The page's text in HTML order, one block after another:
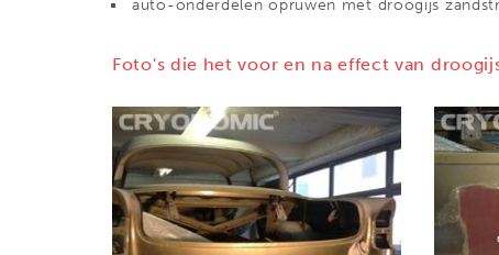
auto-onderdelen opruwen met droogijs
Foto's die het voor en na effect van